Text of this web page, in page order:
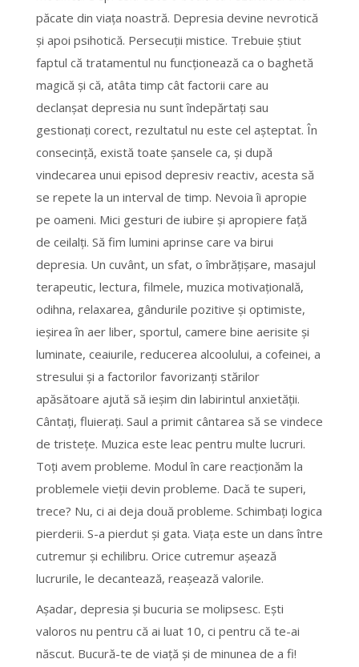
păcate din viaţa noastră. Depresia devine nevrotică
şi apoi psihotică. Persecuţii mistice. Trebuie ştiut
faptul că tratamentul nu funcţionează ca o baghetă
magică şi că, atâta timp cât factorii care au
declanşat depresia nu sunt îndepărtaţi sau
gestionaţi corect, rezultatul nu este cel aşteptat. În
consecinţă, există toate şansele ca, şi după
vindecarea unui episod depresiv reactiv, acesta să
se repete la un interval de timp. Nevoia îi apropie
pe oameni. Mici gesturi de iubire şi apropiere faţă
de ceilalţi. Să fim lumini aprinse care va birui
depresia. Un cuvânt, un sfat, o îmbrăţişare, masajul
terapeutic, lectura, filmele, muzica motivaţională,
odihna, relaxarea, gândurile pozitive şi optimiste,
ieşirea în aer liber, sportul, camere bine aerisite şi
luminate, ceaiurile, reducerea alcoolului, a cofeinei, a
stresului şi a factorilor favorizanţi stărilor
apăsătoare ajută să ieşim din labirintul anxietăţii.
Cântaţi, fluieraţi. Saul a primit cântarea să se vindece
de tristeţe. Muzica este leac pentru multe lucruri.
Toţi avem probleme. Modul în care reacţionăm la
problemele vieţii devin probleme. Dacă te superi,
trece? Nu, ci ai deja două probleme. Schimbaţi logica
pierderii. S-a pierdut şi gata. Viaţa este un dans între
cutremur şi echilibru. Orice cutremur aşează
lucrurile, le decantează, reaşează valorile.
Aşadar, depresia şi bucuria se molipsesc. Eşti
valoros nu pentru că ai luat 10, ci pentru că te-ai
născut. Bucură-te de viaţă şi de minunea de a fi!